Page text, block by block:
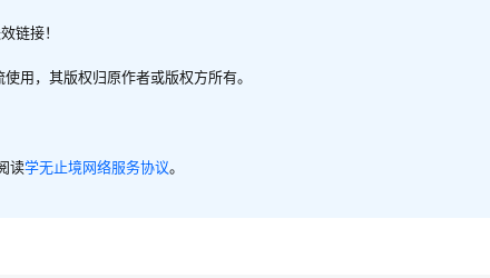
链接！
用，其版权归原作者或版权方所有。
读学无止境网络服务协议。